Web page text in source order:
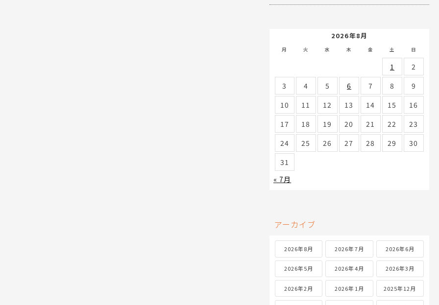
2026年8月
月 火 水 木 金 土 日
1
2
3
4 5 6 7 8
9
10
11 12 13 14 15
16
17
18 19 20 21 22
23
24
25 26 27 28 29
30
31
« 7月
アーカイブ
2026年8月 2026年7月 2026年6月
2026年5月 2026年4月 2026年3月
2026年2月 2026年1月 2025年12月